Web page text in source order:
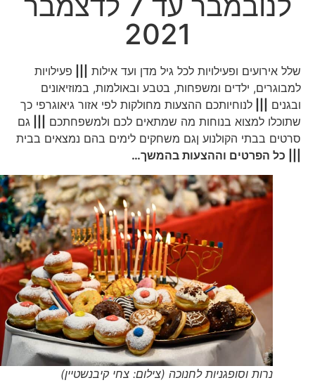
2021
שלל אירועים ופעילויות לכל גיל מדן ועד אילות|||
פעילויות
למבוגרים, ילדים ומשפחות, בטבע ובאולמות, במוזיאונים
ובגנים|||
לנוחיותכם ההצעות מחולקות לפי אזור גיאוגרפי כך
שתוכלו למצוא בנוחות מה שמתאים לכם ולמשפחתכם|||
סרטים בבתי הקולנוע ןגם משחקים לימים בהם נמצאים בבית
||| כל הפרטים וההצעות בהמשך…
נרות וסופגניות לחנוכה (צילום: צחי קיבנשטיין)